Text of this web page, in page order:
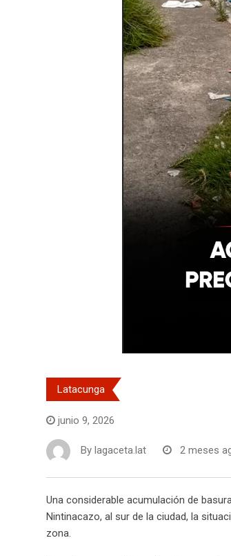
Latacunga
junio 9, 2026
By lagaceta.lat 2 meses
Una considerable acumulación de
Nintinacazo, al sur de la ciudad, la
zona.